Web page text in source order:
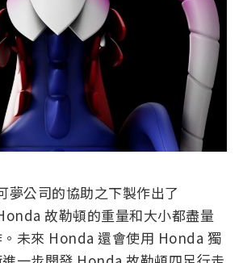
夢公司的協助之下製作出了
故勒頓的重量和大小都盡量
未來 Honda 還會使用 Honda 獨